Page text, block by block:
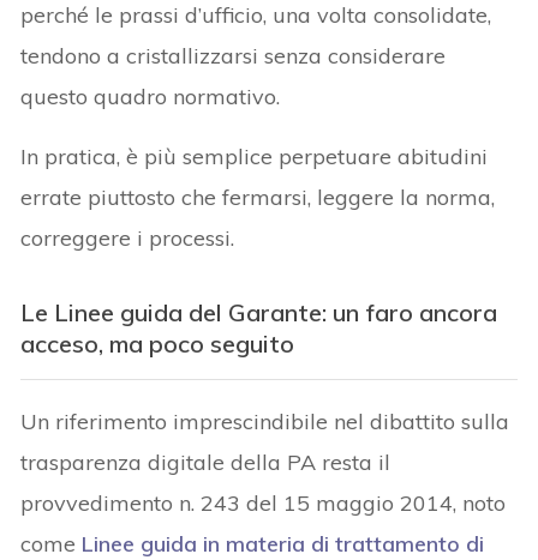
perché le prassi d’ufficio, una volta consolidate,
tendono a cristallizzarsi senza considerare
questo quadro normativo.
In pratica, è più semplice perpetuare abitudini
errate piuttosto che fermarsi, leggere la norma,
correggere i processi.
Le Linee guida del Garante: un faro ancora
acceso, ma poco seguito
Un riferimento imprescindibile nel dibattito sulla
trasparenza digitale della PA resta il
provvedimento n. 243 del 15 maggio 2014, noto
come Linee guida in materia di trattamento di